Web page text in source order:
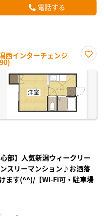
電話する
西インターチェンジ
に入
録
部】人気新潟ウィークリー
スリーマンション♪お洒落
ます(^^)/【Wi-Fi可・駐車場